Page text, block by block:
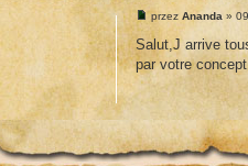
przezAnanda »
Salut,J arrive
par votre